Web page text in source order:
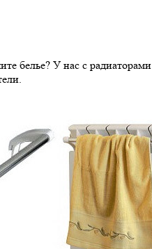
белье? У нас с радиаторами